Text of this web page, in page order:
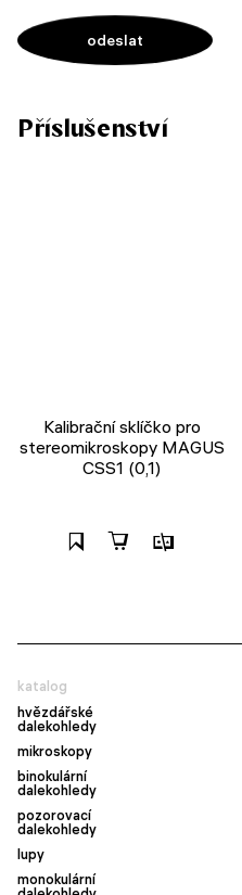
Příslušenství
Kalibrační sklíčko pro
stereomikroskopy MAGUS
CSS1 (0,1)
katalog
hvězdářské
dalekohledy
mikroskopy
binokulární
dalekohledy
pozorovací
dalekohledy
lupy
monokulární